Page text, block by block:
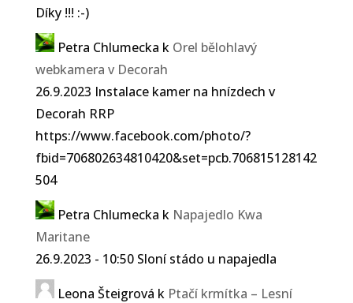
Díky !!! :-)
Petra Chlumecka k Orel bělohlavý
webkamera v Decorah
26.9.2023 Instalace kamer na hnízdech v
Decorah RRP
https://www.facebook.com/photo/?
fbid=706802634810420&set=pcb.706815128142
504
Petra Chlumecka k Napajedlo Kwa
Maritane
26.9.2023 - 10:50 Sloní stádo u napajedla
Leona Šteigrová k Ptačí krmítka – Lesní